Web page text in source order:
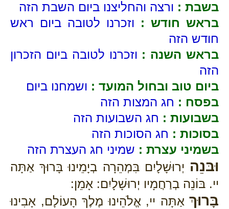
בשבת : ורצה והחליצנו ביום השבת הזה
בראש חודש : וזכרנו לטובה ביום ראש
חודש הזה
בראש השנה : וזכרנו לטובה ביום הזכרון
הזה
ביום טוב ובחול המועד : ושמחנו ביום
בפסח : חג המצות הזה
בשבועות : חג השבועות הזה
בסוכות : חג הסוכות הזה
בשמיני עצרת : שמיני חג העצרת הזה
וּבּנֵה יְרוּשָׁלָיִם בִּמְהֵרָה בְיָמֵינוּ בָּרוּךְ אַתָּה
יי. בּוֹנֵה בְרַחֲמָיו יְרוּשָׁלָיִם: אָמֵן:
בָּרוּךְ אַתָּה יי, אֱלֹהֵינוּ מֶלֶךְ הָעוֹלָם, אָבִינוּ